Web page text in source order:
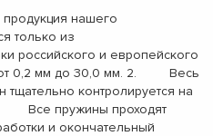
нашего
только из
российского и европейского
от 0,2 мм до 30,0 мм. 2. Весь
тщательно контролируется на
Все пружины проходят
и окончательный